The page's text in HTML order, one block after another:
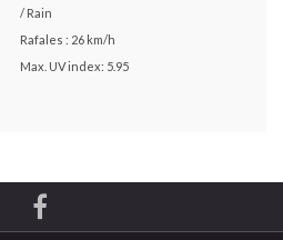
/ Rain
Rafales : 26 km/h
Max. UV index: 5.95